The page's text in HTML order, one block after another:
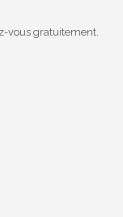
vous gratuitement.